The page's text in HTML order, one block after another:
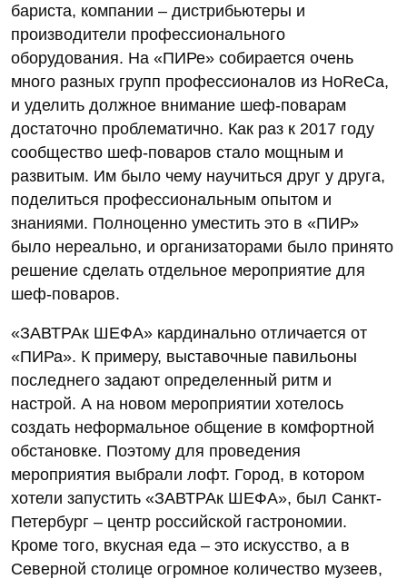
бариста, компании – дистрибьютеры и
производители профессионального
оборудования. На «ПИРе» собирается очень
много разных групп профессионалов из HoReCa,
и уделить должное внимание шеф-поварам
достаточно проблематично. Как раз к 2017 году
сообщество шеф-поваров стало мощным и
развитым. Им было чему научиться друг у друга,
поделиться профессиональным опытом и
знаниями. Полноценно уместить это в «ПИР»
было нереально, и организаторами было принято
решение сделать отдельное мероприятие для
шеф-поваров.
«ЗАВТРАк ШЕФА» кардинально отличается от
«ПИРа». К примеру, выставочные павильоны
последнего задают определенный ритм и
настрой. А на новом мероприятии хотелось
создать неформальное общение в комфортной
обстановке. Поэтому для проведения
мероприятия выбрали лофт. Город, в котором
хотели запустить «ЗАВТРАк ШЕФА», был Санкт-
Петербург – центр российской гастрономии.
Кроме того, вкусная еда – это искусство, а в
Северной столице огромное количество музеев,